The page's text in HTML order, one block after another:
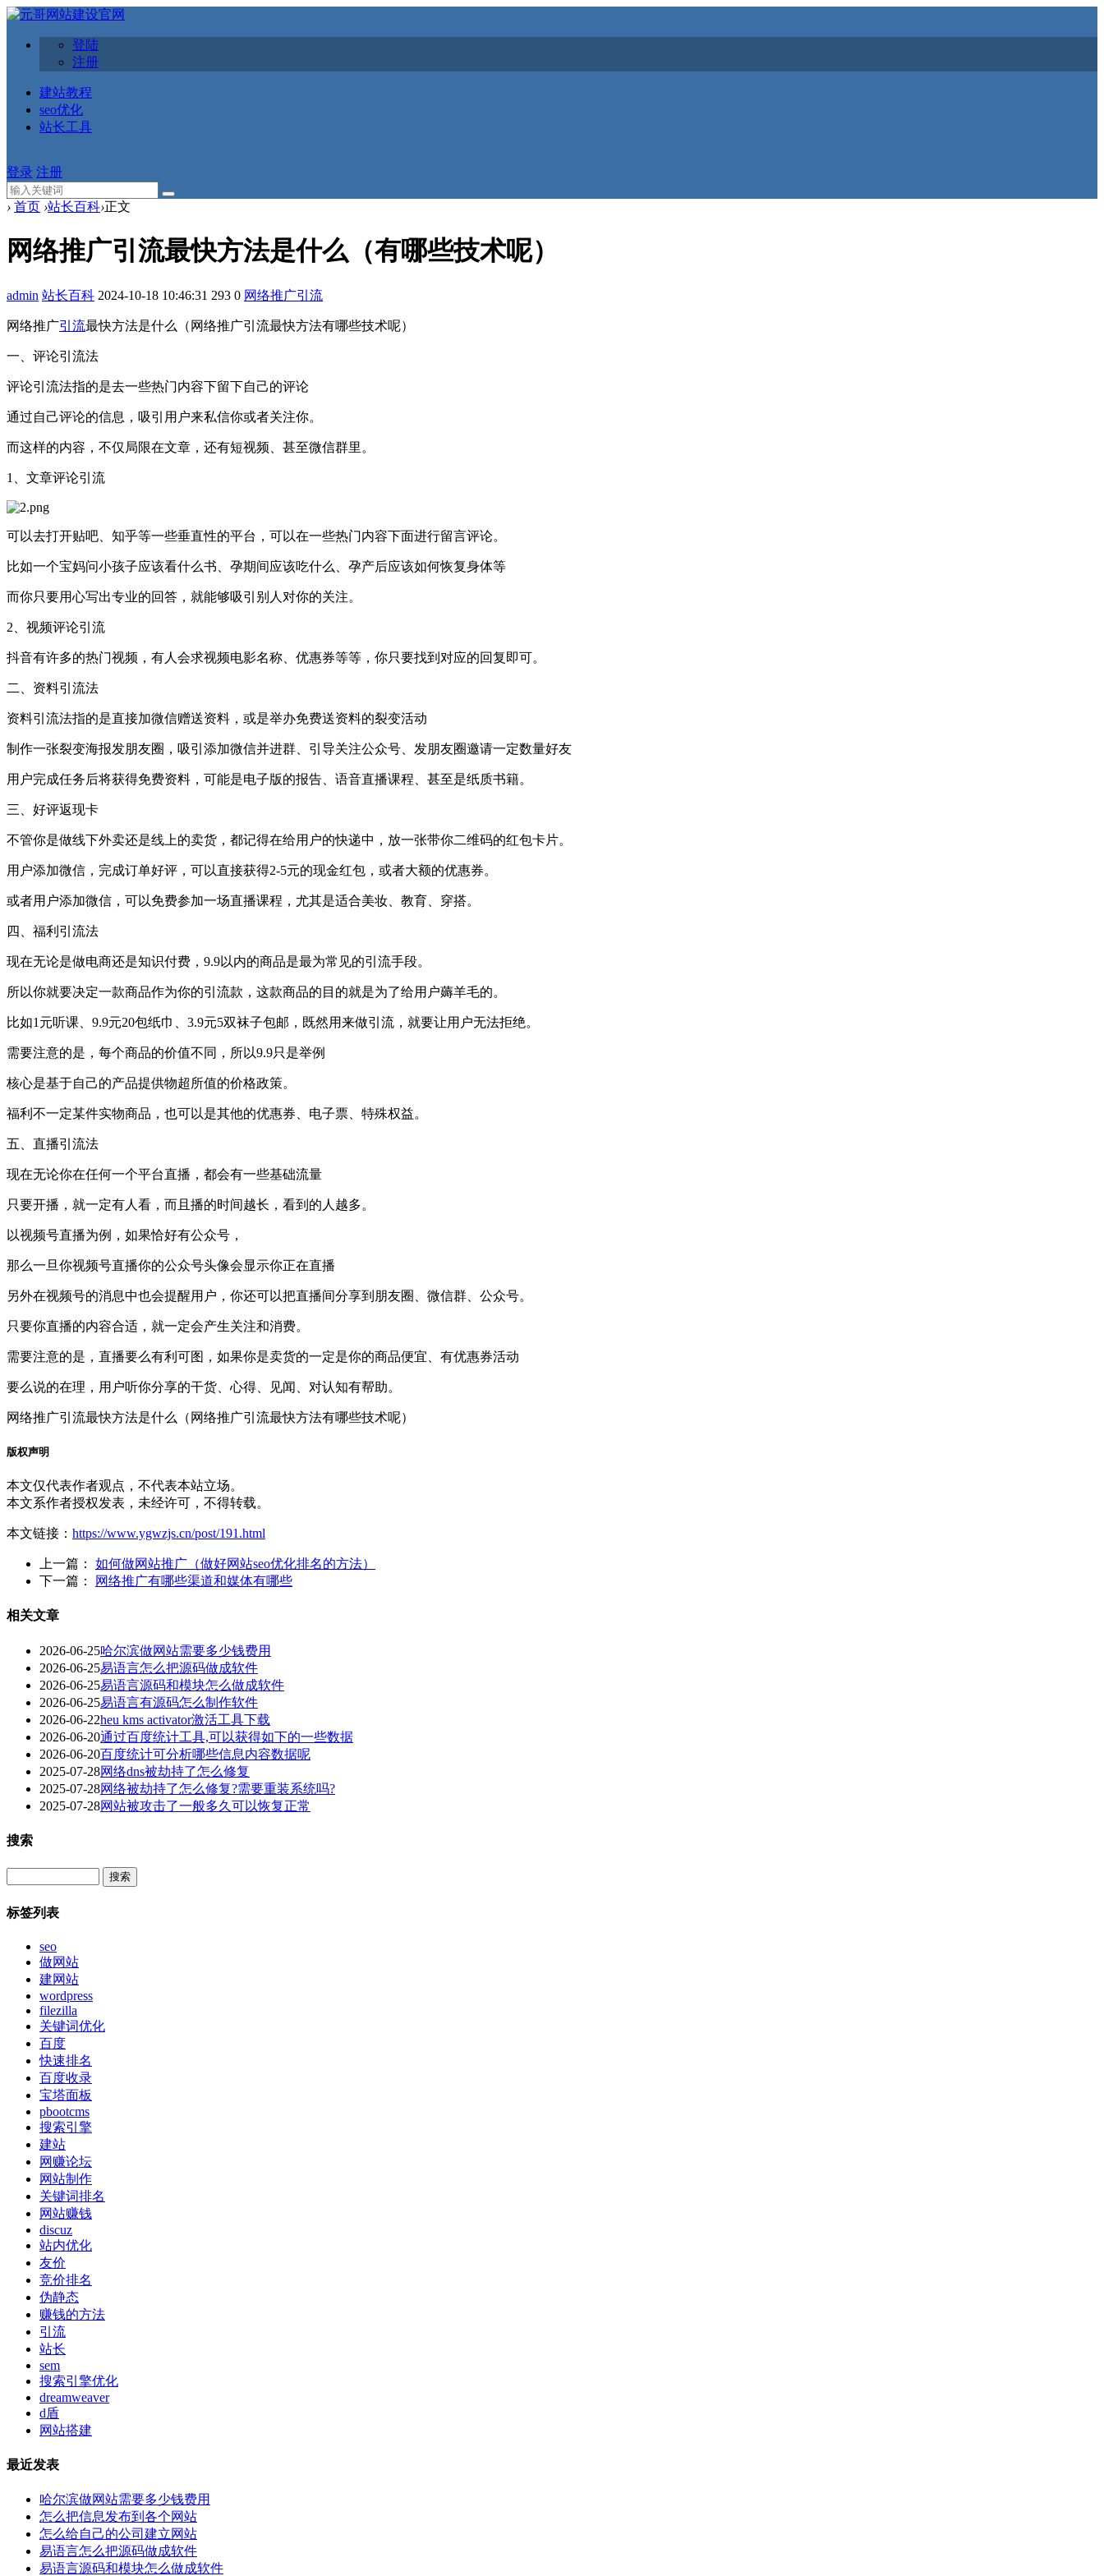
登陆
注册
建站教程
seo优化
站长工具
登录 注册
› 首页 ›站长百科›正文
网络推广引流最快方法是什么（有哪些技术呢）
admin 站长百科 2024-10-18 10:46:31 293 0 网络推广引流
网络推广引流最快方法是什么（网络推广引流最快方法有哪些技术呢）
一、评论引流法
评论引流法指的是去一些热门内容下留下自己的评论
通过自己评论的信息，吸引用户来私信你或者关注你。
而这样的内容，不仅局限在文章，还有短视频、甚至微信群里。
1、文章评论引流
可以去打开贴吧、知乎等一些垂直性的平台，可以在一些热门内容下面进行留言评论。
比如一个宝妈问小孩子应该看什么书、孕期间应该吃什么、孕产后应该如何恢复身体等
而你只要用心写出专业的回答，就能够吸引别人对你的关注。
2、视频评论引流
抖音有许多的热门视频，有人会求视频电影名称、优惠券等等，你只要找到对应的回复即可。
二、资料引流法
资料引流法指的是直接加微信赠送资料，或是举办免费送资料的裂变活动
制作一张裂变海报发朋友圈，吸引添加微信并进群、引导关注公众号、发朋友圈邀请一定数量好友
用户完成任务后将获得免费资料，可能是电子版的报告、语音直播课程、甚至是纸质书籍。
三、好评返现卡
不管你是做线下外卖还是线上的卖货，都记得在给用户的快递中，放一张带你二维码的红包卡片。
用户添加微信，完成订单好评，可以直接获得2-5元的现金红包，或者大额的优惠券。
或者用户添加微信，可以免费参加一场直播课程，尤其是适合美妆、教育、穿搭。
四、福利引流法
现在无论是做电商还是知识付费，9.9以内的商品是最为常见的引流手段。
所以你就要决定一款商品作为你的引流款，这款商品的目的就是为了给用户薅羊毛的。
比如1元听课、9.9元20包纸巾、3.9元5双袜子包邮，既然用来做引流，就要让用户无法拒绝。
需要注意的是，每个商品的价值不同，所以9.9只是举例
核心是基于自己的产品提供物超所值的价格政策。
福利不一定某件实物商品，也可以是其他的优惠券、电子票、特殊权益。
五、直播引流法
现在无论你在任何一个平台直播，都会有一些基础流量
只要开播，就一定有人看，而且播的时间越长，看到的人越多。
以视频号直播为例，如果恰好有公众号，
那么一旦你视频号直播你的公众号头像会显示你正在直播
另外在视频号的消息中也会提醒用户，你还可以把直播间分享到朋友圈、微信群、公众号。
只要你直播的内容合适，就一定会产生关注和消费。
需要注意的是，直播要么有利可图，如果你是卖货的一定是你的商品便宜、有优惠券活动
要么说的在理，用户听你分享的干货、心得、见闻、对认知有帮助。
网络推广引流最快方法是什么（网络推广引流最快方法有哪些技术呢）
版权声明
本文仅代表作者观点，不代表本站立场。
本文系作者授权发表，未经许可，不得转载。
本文链接： https://www.ygwzjs.cn/post/191.html
上一篇： 如何做网站推广（做好网站seo优化排名的方法）
下一篇：
网络推广有哪些渠道和媒体有哪些
相关文章
2026-06-25哈尔滨做网站需要多少钱费用
2026-06-25易语言怎么把源码做成软件
2026-06-25易语言源码和模块怎么做成软件
2026-06-25易语言有源码怎么制作软件
2026-06-22heu kms activator激活工具下载
2026-06-20通过百度统计工具,可以获得如下的一些数据
2026-06-20百度统计可分析哪些信息内容数据呢
2025-07-28网络dns被劫持了怎么修复
2025-07-28网络被劫持了怎么修复?需要重装系统吗?
2025-07-28网站被攻击了一般多久可以恢复正常
搜索
标签列表
seo
做网站
建网站
wordpress
filezilla
关键词优化
百度
快速排名
百度收录
宝塔面板
pbootcms
搜索引擎
建站
网赚论坛
网站制作
关键词排名
网站赚钱
discuz
站内优化
友价
竞价排名
伪静态
赚钱的方法
引流
站长
sem
搜索引擎优化
dreamweaver
d盾
网站搭建
最近发表
哈尔滨做网站需要多少钱费用
怎么把信息发布到各个网站
怎么给自己的公司建立网站
易语言怎么把源码做成软件
易语言源码和模块怎么做成软件